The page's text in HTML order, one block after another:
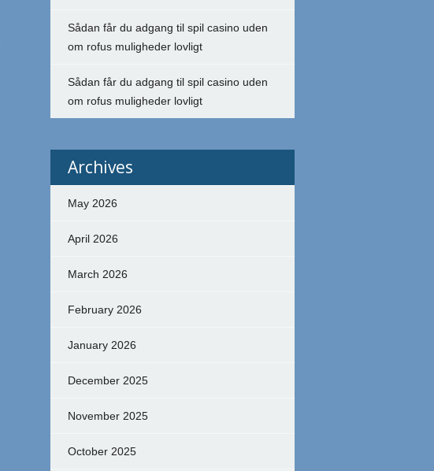
Sådan får du adgang til spil casino uden
om rofus muligheder lovligt
Sådan får du adgang til spil casino uden
om rofus muligheder lovligt
Archives
May 2026
April 2026
March 2026
February 2026
January 2026
December 2025
November 2025
October 2025